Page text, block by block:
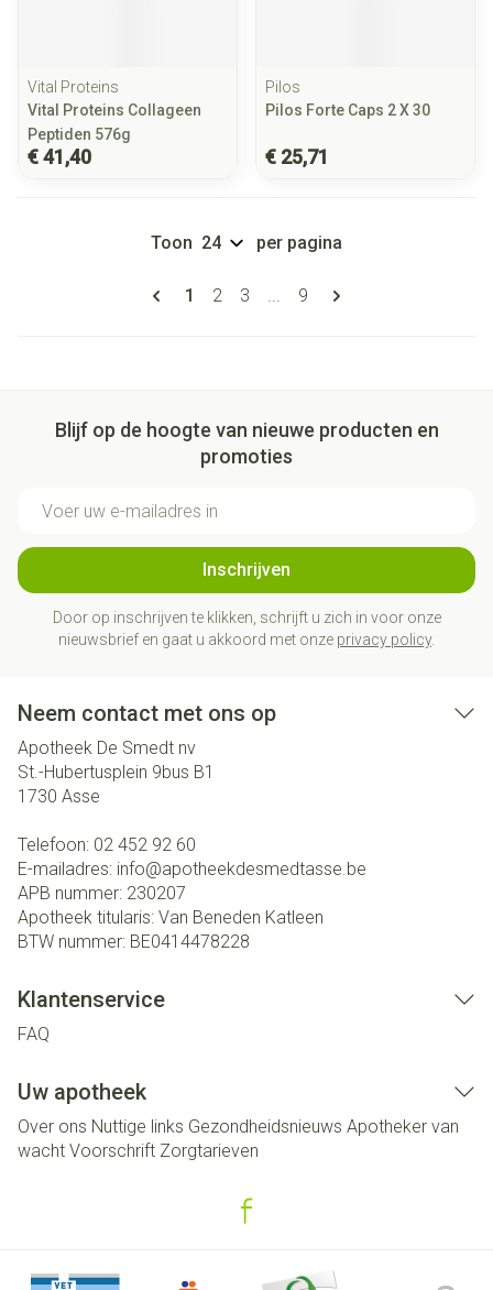
Vital Proteins
Vital Proteins Collageen
Peptiden 576g
€ 41,40
Pilos
Pilos Forte Caps 2 X 30
€ 25,71
Pagina's
U lees momenteel pagina
1 Pagina
2 Pagina
3 ... Pagina
9
Toon per pagina
Blijf op de hoogte van nieuwe producten en
promoties
Inschrijven
Door op inschrijven te klikken, schrijft u zich in voor onze
nieuwsbrief en gaat u akkoord met onze privacy policy.
Neem contact met ons op
Apotheek De Smedt nv
St.-Hubertusplein 9bus B1
1730 Asse
Telefoon: 02 452 92 60
E-mailadres: info@apotheekdesmedtasse.be
APB nummer: 230207
Apotheek titularis: Van Beneden Katleen
BTW nummer: BE0414478228
Klantenservice
FAQ
Uw apotheek
Over ons Nuttige links Gezondheidsnieuws Apotheker van
wacht Voorschrift Zorgtarieven